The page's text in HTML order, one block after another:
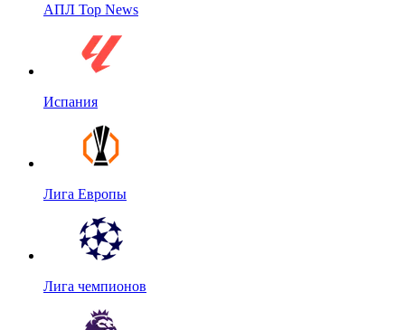
АПЛ Top News
Испания
Лига Европы
Лига чемпионов